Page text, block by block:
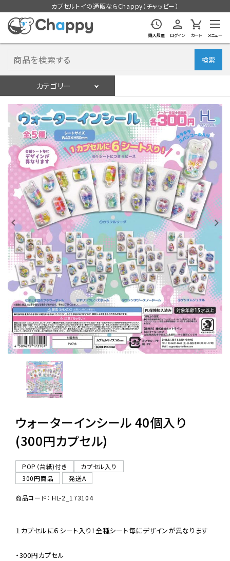
カプセルトイの通販ならChappy（チャッピー）
購入履歴 ログイン カート メニュー
検索
カテゴリー
ログイン 会員登録
入荷スケジュールをチェック
カプセルトイマシン本体
カプセルトイ
販促用空カプセル
レンタル
景品・玩具・文具
販促用カプセルトイ
よくあるご質問
06-6282-7659
ウォーターインシール 40個入り
(300円カプセル)
POP（台紙)付き
カプセル入り
300円商品
発送A
商品コード： HL-2_173104
１カプセルに６シート入り！全種シート毎にデザインが異なります
・300円カプセル